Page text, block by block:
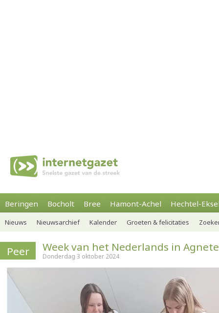
Beringen Bocholt Bree Hamont-Achel Hechtel-
Nieuws Nieuwsarchief Kalender Groeten & felicitaties
Peer Week van het Nederlands in
Donderdag 3 oktober 2024